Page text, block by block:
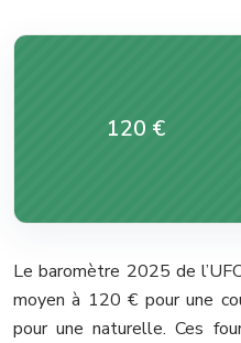
120 €
Le baromètre 2025 de
moyen à 120 € pour une
pour une naturelle. Ces